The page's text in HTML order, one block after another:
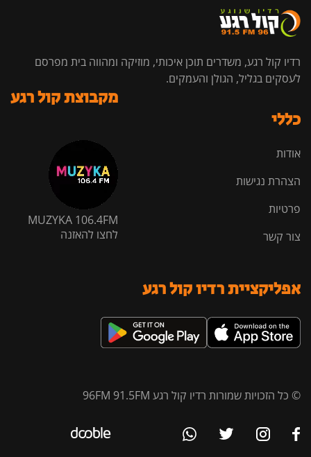
רדיו קול רגע, משדרים תוכן איכותי, מוזיקה ומהווה בית מפרסם
לעסקים בגליל, הגולן והעמקים.
כללי
אודות
הצהרת נגישות
פרטיות
צור קשר
מקבוצת קול רגע
MUZYKA 106.4FM
לחצו להאזנה
אפליקציית רדיו קול רגע
© כל הזכויות שמורות רדיו קול רגע 96FM 91.5FM